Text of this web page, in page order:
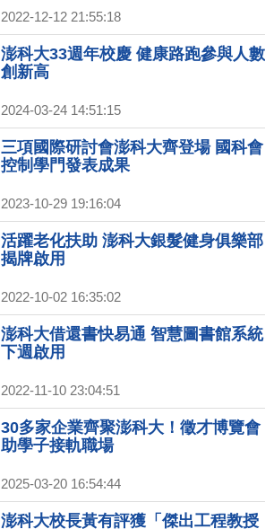
2022-12-12 21:55:18
澎科大33週年校慶 健康路跑參與人數
創新高
2024-03-24 14:51:15
三項國際研討會澎科大齊登場 國科會
控制學門發表成果
2023-10-29 19:16:04
活躍老化扶助 澎科大銀髮健身俱樂部
揭牌啟用
2022-10-02 16:35:02
澎科大借還書快易通 智慧圖書館系統
下週啟用
2022-11-10 23:04:51
30多家企業齊聚澎科大！徵才博覽會
助學子接軌職場
2025-03-20 16:54:44
澎科大校長黃有評獲「傑出工程教授